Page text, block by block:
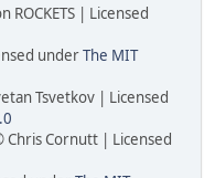
ROCKETS | Licensed
underThe MIT
Tsvetkov | Licensed
Chris Cornutt | Licensed